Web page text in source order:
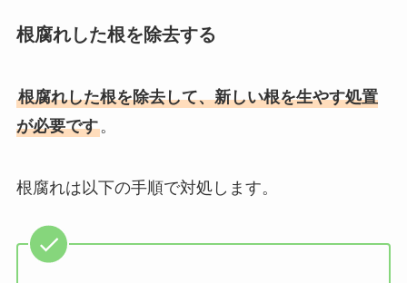
根腐れした根を除去する
根腐れした根を除去して、新しい根を生やす処置
が必要です。
根腐れは以下の手順で対処します。